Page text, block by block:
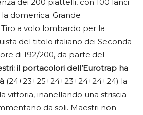
domenica. Grande
a volo lombardo per la
del titolo italiano dei Seconda
di 192/200, da parte del
il portacolori dell’Eurotrap ha
(24+23+25+24+23+24+24+24) la
vittoria, inanellando una striscia
da soli. Maestri non